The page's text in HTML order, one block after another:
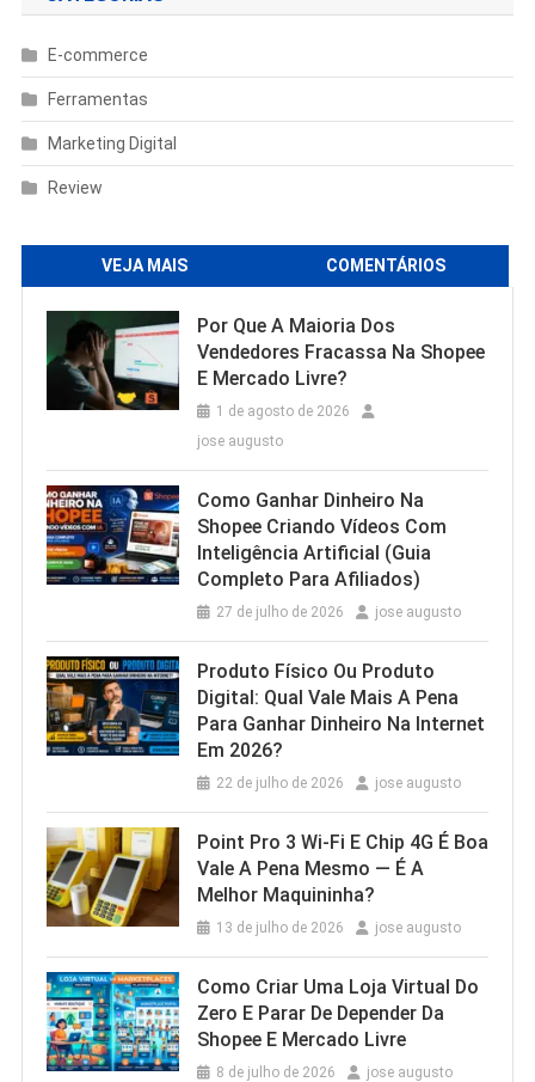
E-commerce
Ferramentas
Marketing Digital
Review
VEJA MAIS COMENTÁRIOS
Por Que A Maioria Dos
Vendedores Fracassa Na Shopee
E Mercado Livre?
1 de agosto de 2026
jose augusto
Como Ganhar Dinheiro Na
Shopee Criando Vídeos Com
Inteligência Artificial (Guia
Completo Para Afiliados)
27 de julho de 2026 jose augusto
Produto Físico Ou Produto
Digital: Qual Vale Mais A Pena
Para Ganhar Dinheiro Na Internet
Em 2026?
22 de julho de 2026 jose augusto
Point Pro 3 Wi‑Fi E Chip 4G É Boa
Vale A Pena Mesmo — É A
Melhor Maquininha?
13 de julho de 2026 jose augusto
Como Criar Uma Loja Virtual Do
Zero E Parar De Depender Da
Shopee E Mercado Livre
8 de julho de 2026 jose augusto